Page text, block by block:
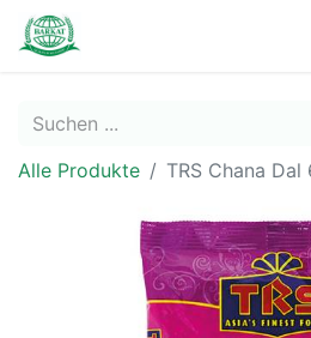
Alle Produkte TRS Chana